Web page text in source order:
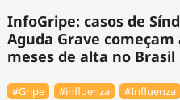
InfoGripe: casos de
Aguda Grave começam
meses de alta no Brasil
#Gripe #influenza #Influenza